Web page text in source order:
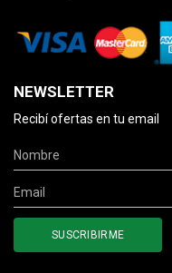
NEWSLETTER
Recibí ofertas en tu email